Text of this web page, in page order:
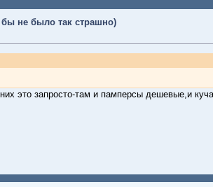
не было так страшно)
это запросто-там и памперсы дешевые,и